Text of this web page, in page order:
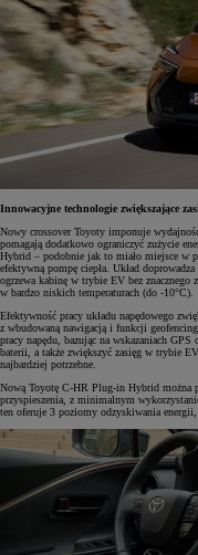
Innowacyjne technologie zwiększające
Nowy crossover Toyoty imponuje
pomagają dodatkowo ograniczyć zużycie
Hybrid – podobnie jak to miało miejsce w
efektywną pompę ciepła. Układ doprowadza
ogrzewa kabinę w trybie EV bez znacznego
w bardzo niskich temperaturach (do -10°C).
Efektywność pracy układu napędowego
z wbudowaną nawigacją i funkcji
pracy napędu, bazując na wskazaniach
baterii, a także zwiększyć zasięg w trybie
najbardziej potrzebne.
Nową Toyotę C-HR Plug-in Hybrid można
przyspieszenia, z minimalnym
ten oferuje 3 poziomy odzyskiwania energii,